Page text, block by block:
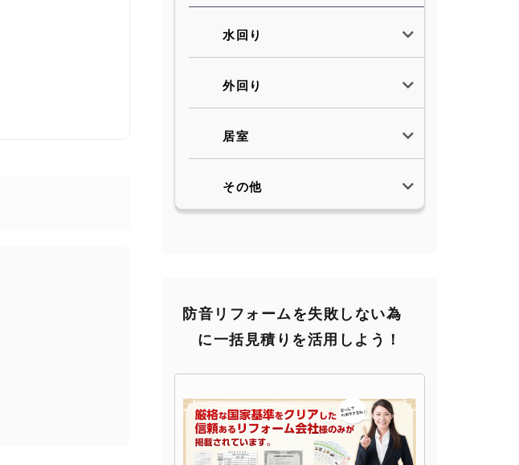
水回り
外回り
居室
その他
防音リフォームを失敗しない為
に一括見積りを活用しよう！